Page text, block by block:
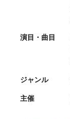
演目・曲目
ジャンル
主催